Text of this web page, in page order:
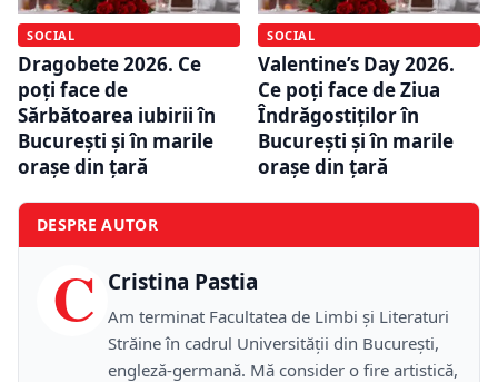
SOCIAL
Dragobete 2026. Ce
poți face de
Sărbătoarea iubirii în
București și în marile
orașe din țară
SOCIAL
Valentine’s Day 2026.
Ce poți face de Ziua
Îndrăgostiților în
București și în marile
orașe din țară
DESPRE AUTOR
C Cristina Pastia
Am terminat Facultatea de Limbi și Literaturi
Străine în cadrul Universității din București,
engleză-germană. Mă consider o fire artistică,